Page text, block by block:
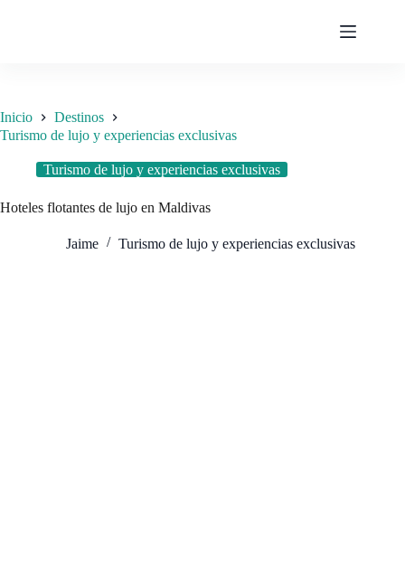
Inicio
Destinos
Turismo de lujo y experiencias exclusivas
Turismo de lujo y experiencias exclusivas
Hoteles flotantes de lujo en Maldivas
Jaime Turismo de lujo y experiencias exclusivas